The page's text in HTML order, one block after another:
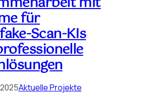
für
Scan-KIs
Aktuelle Projekte